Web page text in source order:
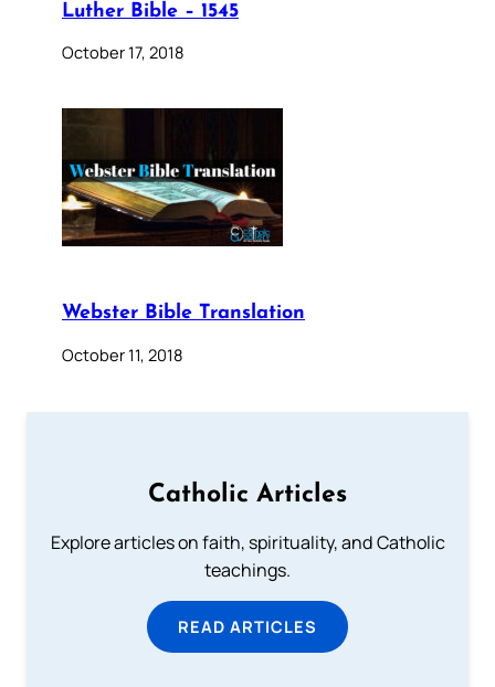
Luther Bible – 1545
October 17, 2018
Webster Bible Translation
October 11, 2018
Catholic Articles
Explore articles on faith, spirituality, and Catholic
teachings.
READ ARTICLES